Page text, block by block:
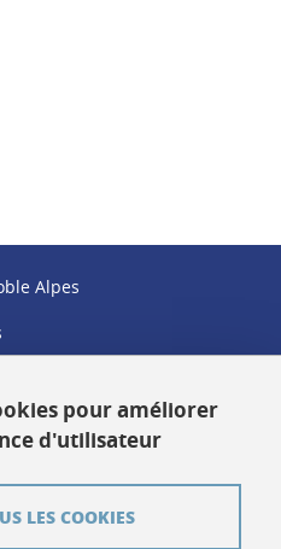
sur LinkedIn
Alpes
pour améliorer
d'utilisateur
LES COOKIES